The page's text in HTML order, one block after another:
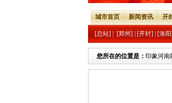
城市首页 新闻资讯 开
[总站] [郑州] [开封] [洛
您所在的位置是： 印象河南